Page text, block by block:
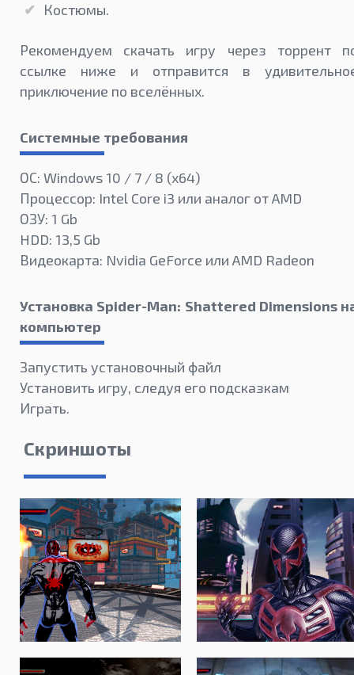
Костюмы.
Рекомендуем скачать игру через торрент
ссылке ниже и отправится в
приключение по вселённых.
Системные требования
ОС: Windows 10 / 7 / 8 (x64)
Процессор: Intel Core i3 или аналог от AMD
ОЗУ: 1 Gb
HDD: 13,5 Gb
Видеокарта: Nvidia GeForce или AMD Radeon
Установка Spider-Man: Shattered Dimensions
компьютер
Запустить установочный файл
Установить игру, следуя его подсказкам
Играть.
Скриншоты